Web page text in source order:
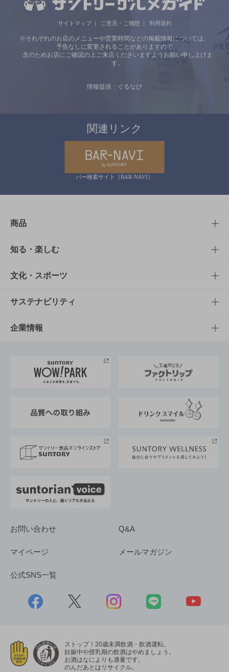
サイトマップ ご意見・ご感想 利用規約
※それぞれのお店のメニューや営業時間などの掲載情報については、
予告なしに変更されることがありますので、
念のためお店にご確認の上ご来店くださいますようお願い申し上げま
す。
情報提供：ぐるなび
関連リンク
バー検索サイト［BAR-NAVI］
商品
商品TOP
商品一覧
商品発売情報
栄養成分一覧
知る・楽しむ
知る・楽しむTOP
キャンペーン
工場見学
地域情報
文化・スポーツ
文化・スポーツTOP
サントリーホール
サントリーサンバーズ大阪
サステナビリティ
サステナビリティTOP
サントリーが考えるサステナビリティ経営
企業情報
企業概要
採用情報
お問い合わせ Q&A
マイページ メールマガジン
公式SNS一覧
ストップ！20歳未満飲酒・飲酒運転。
妊娠中や授乳期の飲酒はやめましょう。
お酒はなによりも適量です。
のんだあとはリサイクル。